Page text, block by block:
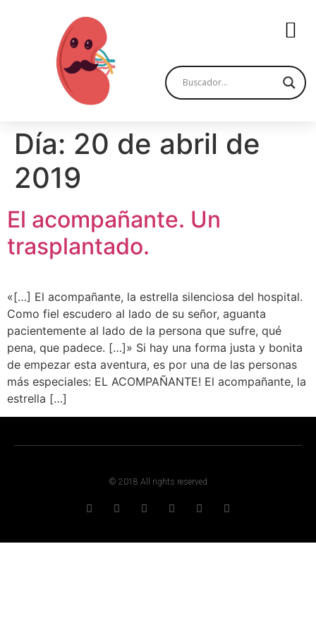
Día: 20 de abril de
2019
El acompañante. Un
trasplantado.
«[…] El acompañante, la estrella silenciosa del hospital.
Como fiel escudero al lado de su señor, aguanta
pacientemente al lado de la persona que sufre, qué
pena, que padece. […]» Si hay una forma justa y bonita
de empezar esta aventura, es por una de las personas
más especiales: EL ACOMPAÑANTE! El acompañante, la
estrella […]
© 2018 All rights reserved